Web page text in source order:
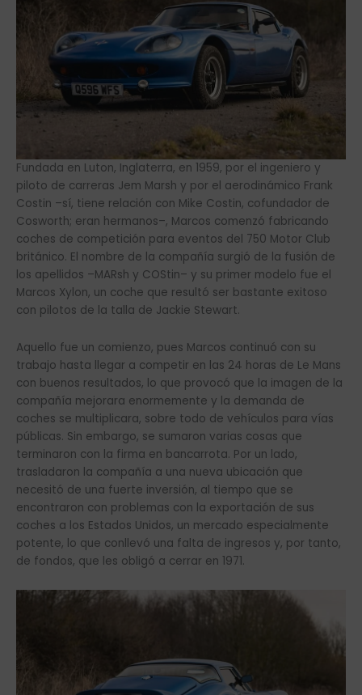
Fundada en Luton, Inglaterra, en 1959, por el ingeniero y
piloto de carreras Jem Marsh y por el aerodinámico Frank
Costin –sí, tiene relación con Mike Costin, cofundador de
Cosworth; eran hermanos–, Marcos comenzó fabricando
coches de competición para eventos del 750 Motor Club
británico. El nombre de la compañía surgió de la fusión de
los apellidos –MARsh y COStin– y su primer modelo fue el
Marcos Xylon, un coche que resultó ser bastante exitoso
con pilotos de la talla de Jackie Stewart.
Aquello fue un comienzo, pues Marcos continuó con su
trabajo hasta llegar a competir en las 24 horas de Le Mans
con buenos resultados, lo que provocó que la imagen de la
compañía mejorara enormemente y la demanda de
coches se multiplicara, sobre todo de vehículos para vías
públicas. Sin embargo, se sumaron varias cosas que
terminaron con la firma en bancarrota. Por un lado,
trasladaron la compañía a una nueva ubicación que
necesitó de una fuerte inversión, al tiempo que se
encontraron con problemas con la exportación de sus
coches a los Estados Unidos, un mercado especialmente
potente, lo que conllevó una falta de ingresos y, por tanto,
de fondos, que les obligó a cerrar en 1971.